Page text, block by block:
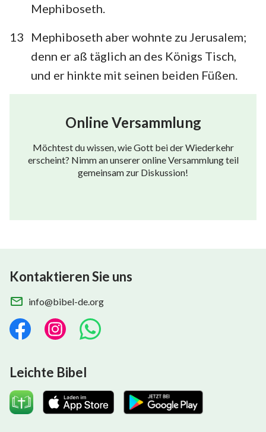
Mephiboseth.
13
Mephiboseth aber wohnte zu Jerusalem;
denn er aß täglich an des Königs Tisch,
und er hinkte mit seinen beiden Füßen.
Online Versammlung
Möchtest du wissen, wie Gott bei der Wiederkehr
erscheint? Nimm an unserer online Versammlung teil
gemeinsam zur Diskussion!
Kontaktieren Sie uns
info@bibel-de.org
Leichte Bibel